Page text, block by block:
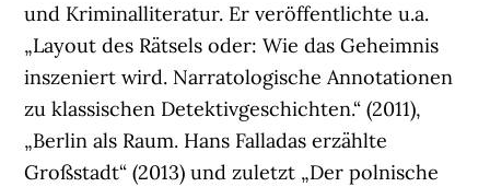
und Kriminalliteratur. Er veröffentlichte u.a.
„Layout des Rätsels oder: Wie das Geheimnis
inszeniert wird. Narratologische Annotationen
zu klassischen Detektivgeschichten.“ (2011),
„Berlin als Raum. Hans Falladas erzählte
Großstadt“ (2013) und zuletzt „Der polnische